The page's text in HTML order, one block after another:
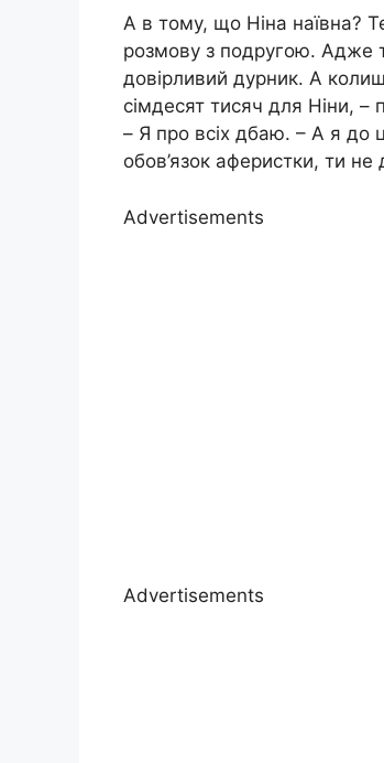
А в тому, що Ніна наївна?
розмову з подругою. Адже
довірливий дурник. А
сімдесят тисяч для Ніни,
– Я про всіх дбаю. – А я до
обов’язок аферистки, ти не
Advertisements
Advertisements